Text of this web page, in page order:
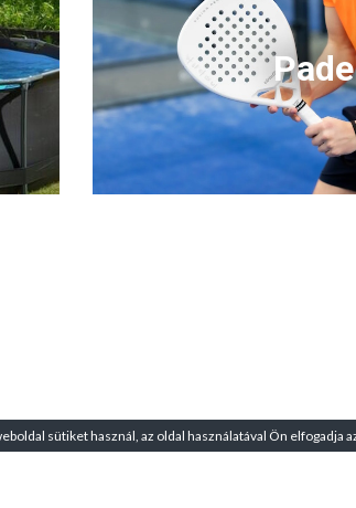
sütiket használ, az oldal használatával Ön elfogadja